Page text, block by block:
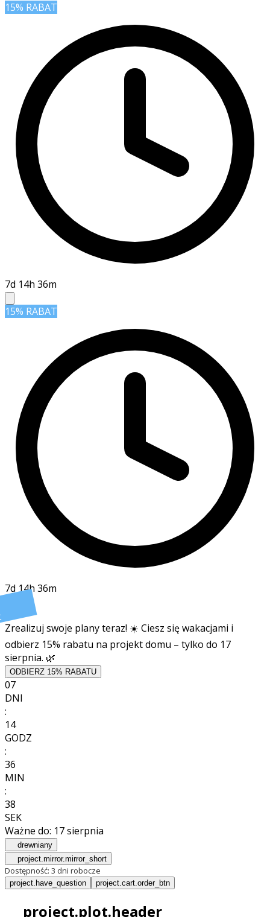
15% RABAT
7d 14h 36m
15% RABAT
7d 14h 36m
Zrealizuj swoje plany teraz! ☀️ Ciesz się wakacjami i
odbierz 15% rabatu na projekt domu – tylko do 17
sierpnia. 🌿
ODBIERZ 15% RABATU
07
DNI
:
14
GODZ
:
36
MIN
:
36
SEK
Ważne do: 17 sierpnia
drewniany
project.mirror.mirror_short
Dostępność: 3 dni robocze
project.have_question project.cart.order_btn
project.plot.header